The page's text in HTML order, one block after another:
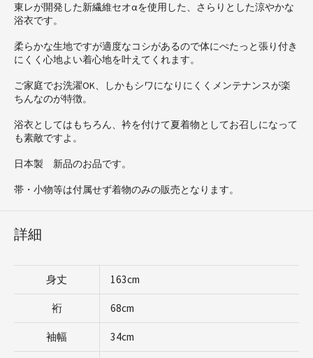
東レが開発した新繊維セオαを使用した、さらりとした涼やかな
浴衣です。
柔らかな生地ですが適度なコシがあるので体にぺたっと張り付き
にくく心地よい着心地を叶えてくれます。
ご家庭でお洗濯OK、しかもシワになりにくくメンテナンスが楽
ちんなのが特徴。
浴衣としてはもちろん、衿を付けて夏着物としてお召しになって
も素敵ですよ。
日本製 新品のお品です。
帯・小物等は付属せず着物のみの販売となります。
詳細
身丈 163cm
裄 68cm
袖幅 34cm